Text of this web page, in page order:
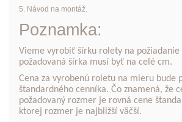
5. Návod na montáž.
Poznamka:
Vieme vyrobiť šírku rolety na požiadanie
požadovaná šírka musí byť na celé cm.
Cena za vyrobenú roletu na mieru bude
štandardného cenníka. Čo znamená, že
požadovaný rozmer je rovná cene
ktorej rozmer je najbližší väčší.